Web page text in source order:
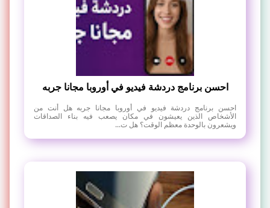
احسن برنامج دردشة فيديو في أوروبا مجانا جربه
احسن برنامج دردشة فيديو في أوروبا مجانا جربه هل أنت من
الأشخاص الذين يعيشون في مكان يصعب فيه بناء الصداقات
ويشعرون بالوحدة معظم الوقت؟ هل ت...